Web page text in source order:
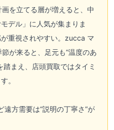
を立てる層が増えると、中
デル」に人気が集まりま
重視されやすい。zucca マ
が来ると、足元も“温度のあ
まえ、店頭買取ではタイミ
。
方需要は“説明の丁寧さ”が